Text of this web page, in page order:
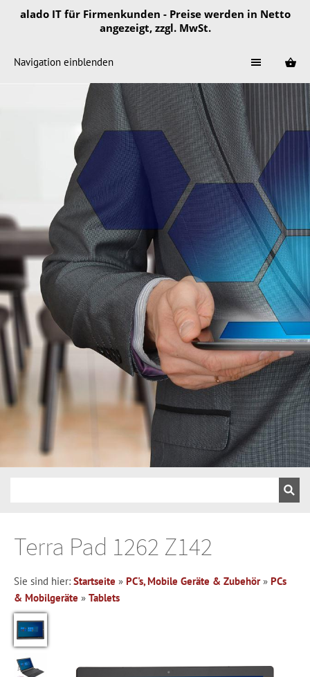
alado IT für Firmenkunden - Preise werden in Netto
angezeigt, zzgl. MwSt.
Navigation einblenden
Terra Pad 1262 Z142
Sie sind hier: Startseite » PC's, Mobile Geräte & Zubehör» PCs
& Mobilgeräte » Tablets